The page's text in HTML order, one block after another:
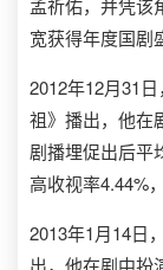
孟祈佑，并凭该
宽获得年度国剧
2012年12月31
祖》播出，他在
剧播埋促出后平
高收视率4.44%
2013年1月14日
出，他在剧中扮